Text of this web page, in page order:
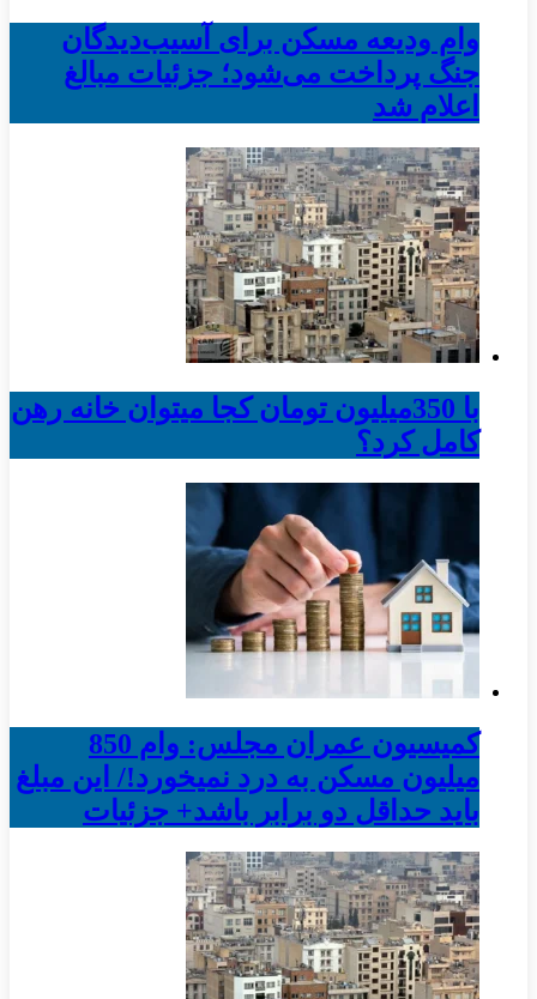
وام ودیعه مسکن برای آسیب‌دیدگان
جنگ پرداخت می‌شود؛ جزئیات مبالغ
اعلام شد
با 350میلیون تومان کجا میتوان خانه رهن
کامل کرد؟
کمیسیون عمران مجلس: وام 850
میلیون مسکن به درد نمیخورد!/ این مبلغ
باید حداقل دو برابر باشد+ جزئیات